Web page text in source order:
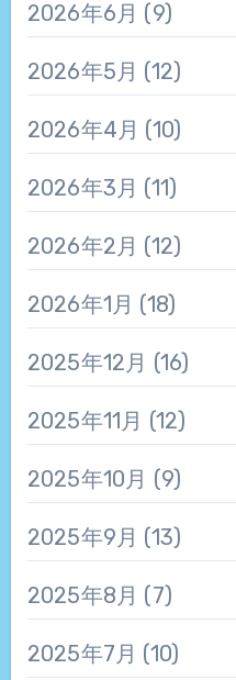
2026年6月 (9)
2026年5月 (12)
2026年4月 (10)
2026年3月 (11)
2026年2月 (12)
2026年1月 (18)
2025年12月 (16)
2025年11月 (12)
2025年10月 (9)
2025年9月 (13)
2025年8月 (7)
2025年7月 (10)